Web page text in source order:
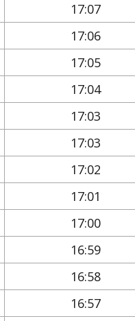
17:07
17:06
17:05
17:04
17:03
17:03
17:02
17:01
17:00
16:59
16:58
16:57